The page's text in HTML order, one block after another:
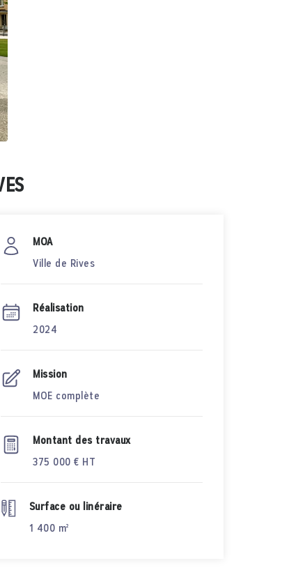
MOA
Ville de Rives
Réalisation
2024
Mission
MOE complète
Montant des travaux
375 000 € HT
Surface ou linéraire
1 400 m²